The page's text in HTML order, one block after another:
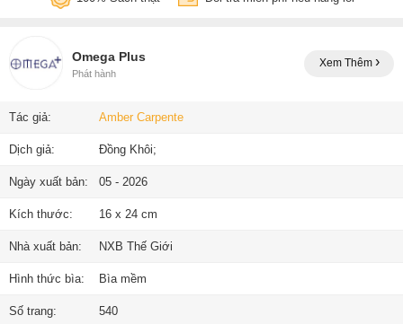
Omega Plus
Phát hành
Xem Thêm
Tác giả: Amber Carpente
Dịch giả: Đồng Khôi;
Ngày xuất bản: 05 - 2026
Kích thước: 16 x 24 cm
Nhà xuất bản: NXB Thế Giới
Hình thức bìa: Bìa mềm
Số trang: 540